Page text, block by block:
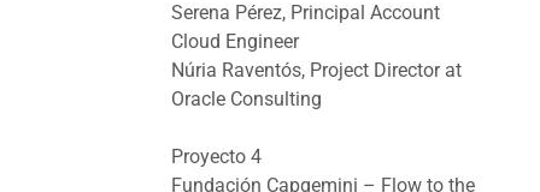
Serena Pérez, Principal Account
Cloud Engineer
Núria Raventós, Project Director at
Oracle Consulting
Proyecto 4
Fundación Capgemini – Flow to the